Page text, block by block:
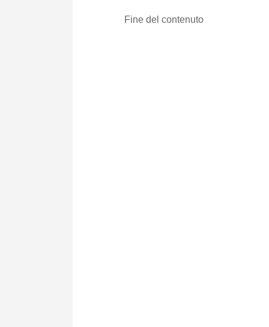
dell'acqua in zinco
Mini Accessorio
Fine del contenuto